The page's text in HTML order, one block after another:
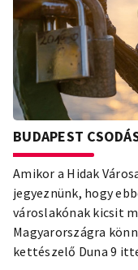
BUDAPEST
Amikor a Hidak
jegyeznünk, hogy
városlakónak kicsit
Magyarországra
kettészelő Duna 9